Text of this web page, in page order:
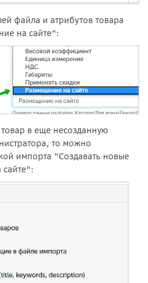
файла и атрибутов товара
на сайте":
в еще несозданную
то можно
импорта "Создавать новые
":